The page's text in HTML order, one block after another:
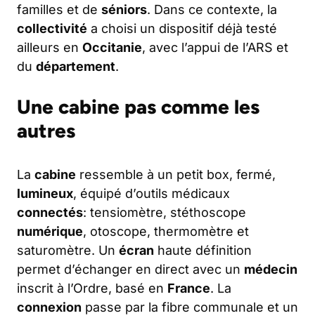
familles et de séniors. Dans ce contexte, la
collectivité a choisi un dispositif déjà testé
ailleurs en Occitanie, avec l’appui de l’ARS et
du département.
Une cabine pas comme les
autres
La cabine ressemble à un petit box, fermé,
lumineux, équipé d’outils médicaux
connectés: tensiomètre, stéthoscope
numérique, otoscope, thermomètre et
saturomètre. Un écran haute définition
permet d’échanger en direct avec un médecin
inscrit à l’Ordre, basé en France. La
connexion passe par la fibre communale et un